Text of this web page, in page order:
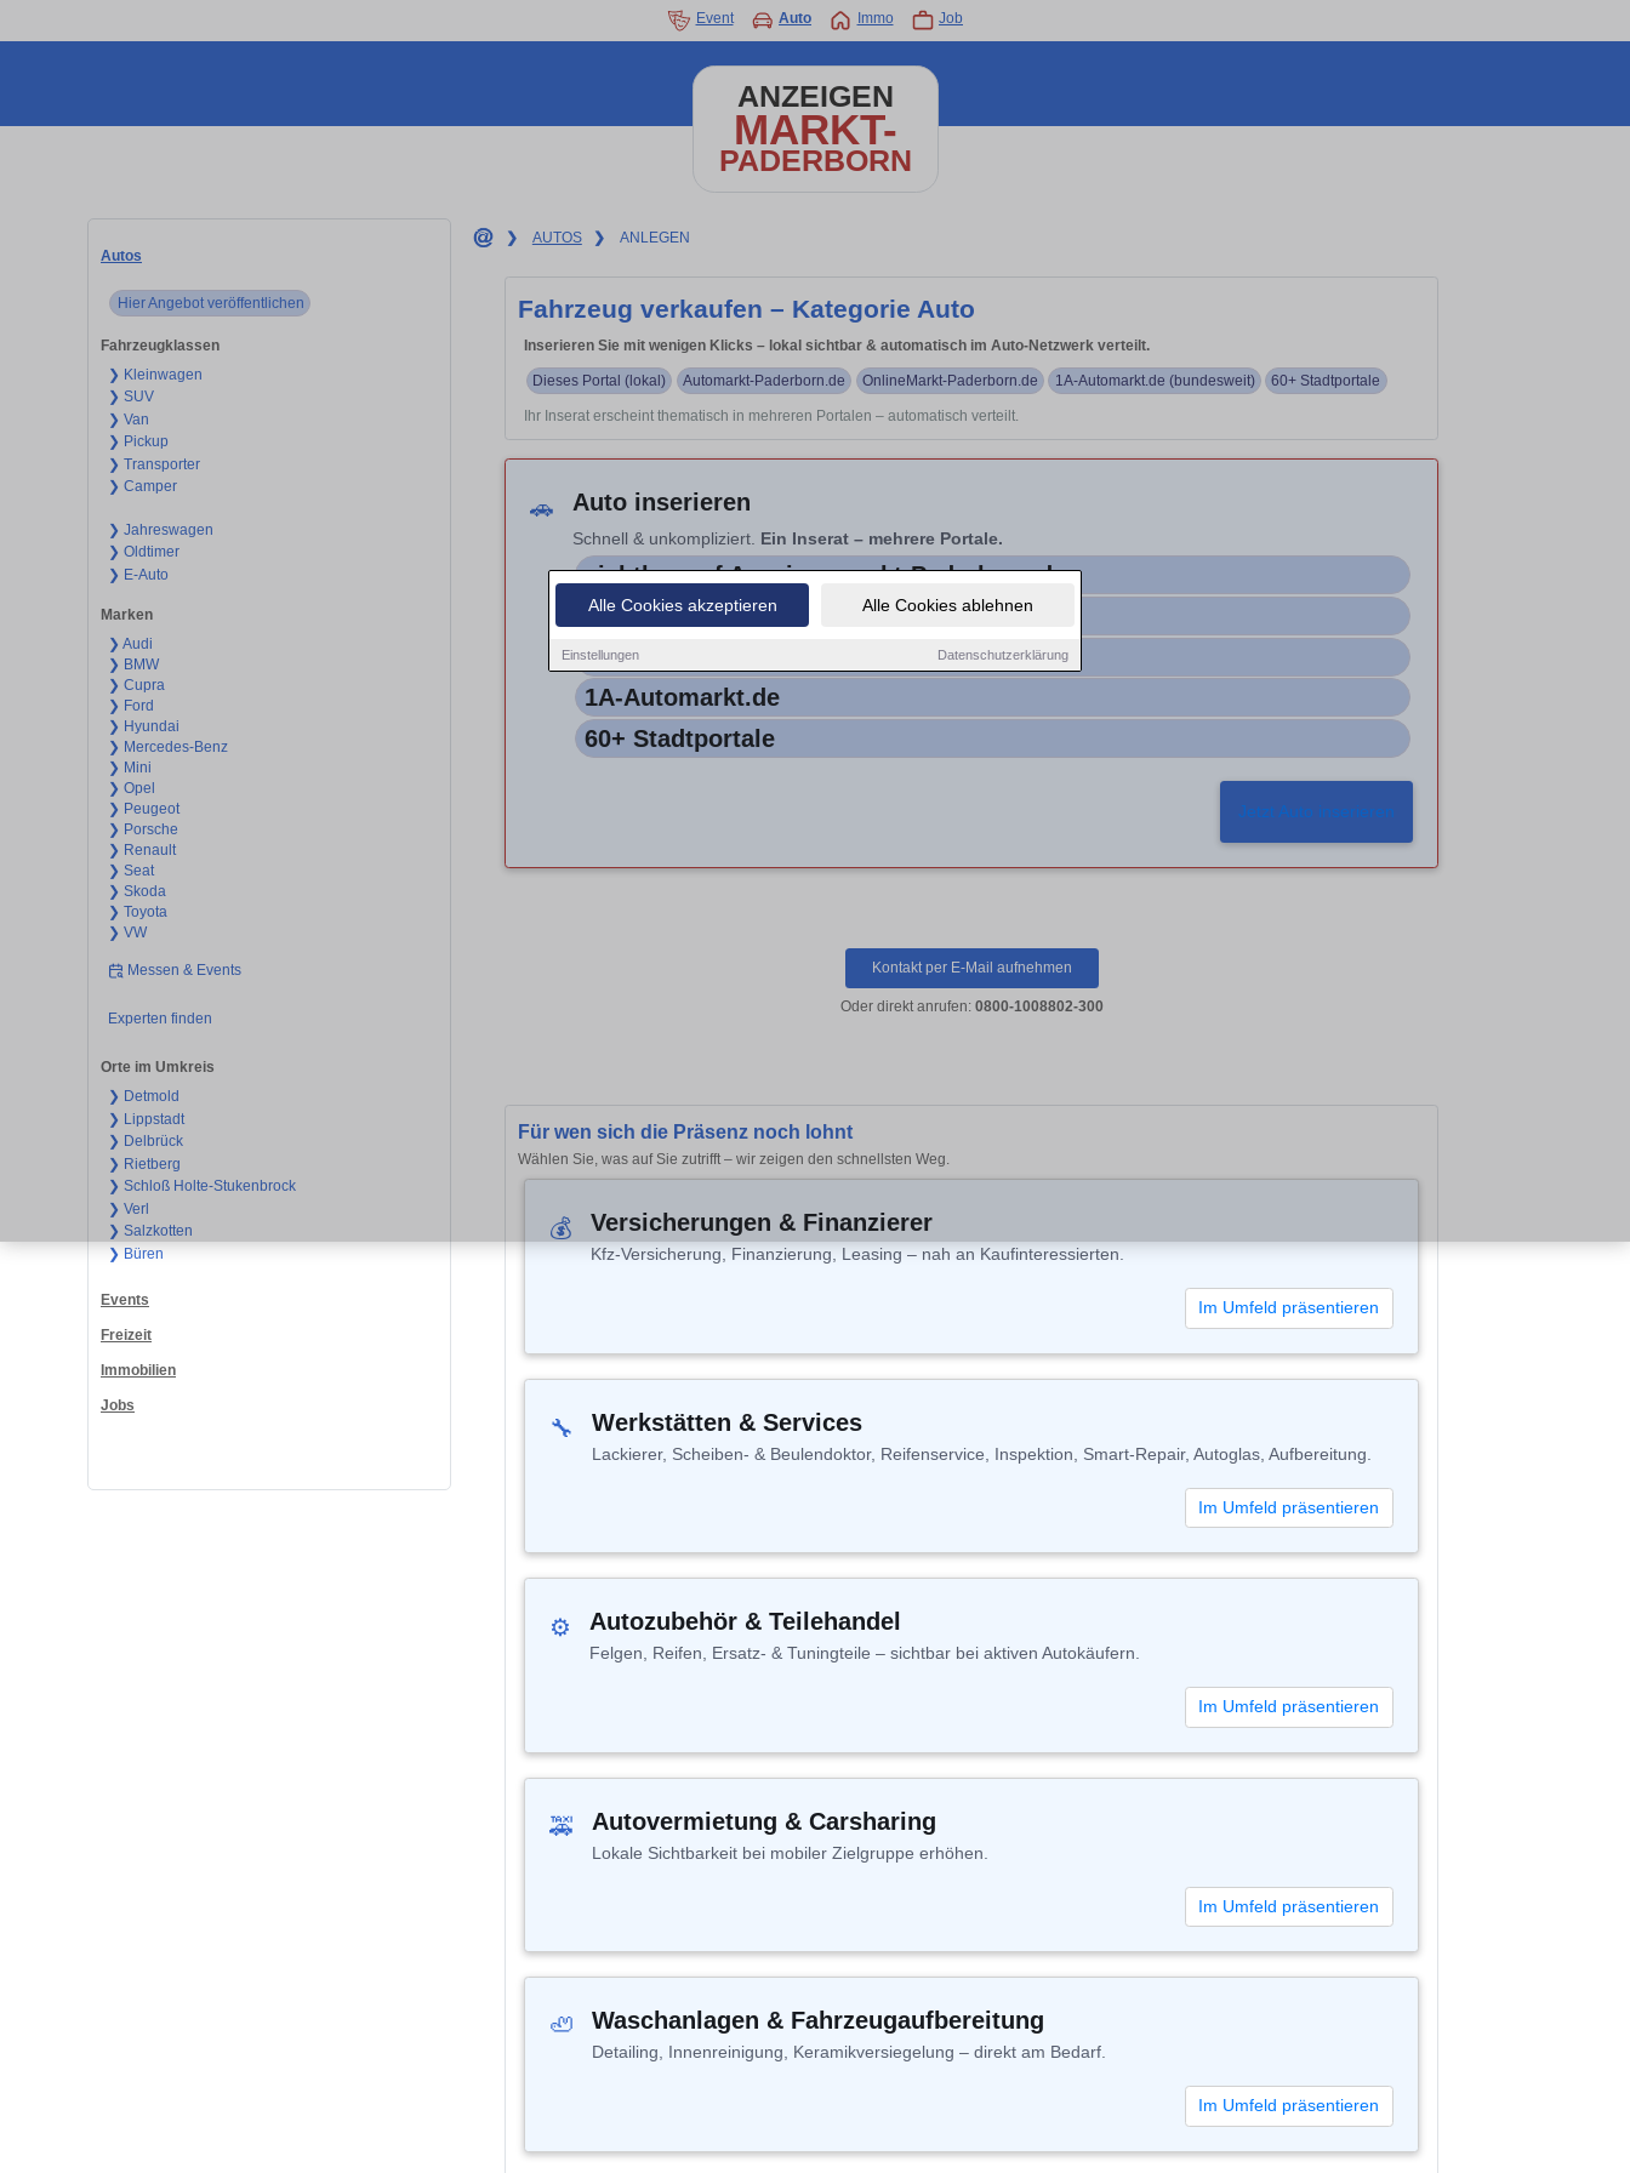
Alle Cookies akzeptieren Alle Cookies ablehnen
Einstellungen Datenschutzerklärung
Event Auto Immo Job
ANZEIGEN
MARKT-
PADERBORN
Autos
Hier Angebot veröffentlichen
Fahrzeugklassen
❯ Kleinwagen
❯ SUV
❯ Van
❯ Pickup
❯ Transporter
❯ Camper
❯ Jahreswagen
❯ Oldtimer
❯ E-Auto
Marken
❯ Audi
❯ BMW
❯ Cupra
❯ Ford
❯ Hyundai
❯ Mercedes-Benz
❯ Mini
❯ Opel
❯ Peugeot
❯ Porsche
❯ Renault
❯ Seat
❯ Skoda
❯ Toyota
❯ VW
Messen & Events
Experten finden
Orte im Umkreis
❯ Detmold
❯ Lippstadt
❯ Delbrück
❯ Rietberg
❯ Schloß Holte-Stukenbrock
❯ Verl
❯ Salzkotten
❯ Büren
Events
Freizeit
Immobilien
Jobs
❯ AUTOS ❯ ANLEGEN
Fahrzeug verkaufen – Kategorie Auto
Inserieren Sie mit wenigen Klicks – lokal sichtbar & automatisch im Auto-Netzwerk verteilt.
Dieses Portal (lokal) Automarkt-Paderborn.de OnlineMarkt-Paderborn.de 1A-Automarkt.de (bundesweit) 60+ Stadtportale
Ihr Inserat erscheint thematisch in mehreren Portalen – automatisch verteilt.
🚗 Auto inserieren
Schnell & unkompliziert. Ein Inserat – mehrere Portale.
sichtbar auf Anzeigenmarkt-Paderborn.de
Automarkt-Paderborn.de
OnlineMarkt-Paderborn.de
1A-Automarkt.de
60+ Stadtportale
Jetzt Auto inserieren
Kontakt per E-Mail aufnehmen
Oder direkt anrufen: 0800-1008802-300
Für wen sich die Präsenz noch lohnt
Wählen Sie, was auf Sie zutrifft – wir zeigen den schnellsten Weg.
💰 Versicherungen & Finanzierer
Kfz-Versicherung, Finanzierung, Leasing – nah an Kaufinteressierten.
Im Umfeld präsentieren
🔧 Werkstätten & Services
Lackierer, Scheiben- & Beulendoktor, Reifenservice, Inspektion, Smart-Repair, Autoglas, Aufbereitung.
Im Umfeld präsentieren
⚙ Autozubehör & Teilehandel
Felgen, Reifen, Ersatz- & Tuningteile – sichtbar bei aktiven Autokäufern.
Im Umfeld präsentieren
🚕 Autovermietung & Carsharing
Lokale Sichtbarkeit bei mobiler Zielgruppe erhöhen.
Im Umfeld präsentieren
🦥 Waschanlagen & Fahrzeugaufbereitung
Detailing, Innenreinigung, Keramikversiegelung – direkt am Bedarf.
Im Umfeld präsentieren